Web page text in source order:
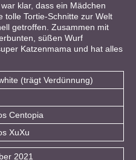
klar, dass ein Mädchen
tolle Tortie-Schnitte zur Welt
getroffen. Zusammen mit
süßen Wurf
Katzenmama und hat alles
(trägt Verdünnung)
Centopia
XuXu
2021